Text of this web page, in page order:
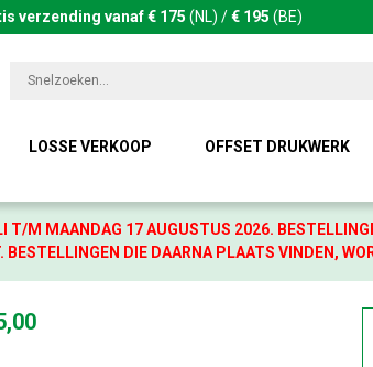
verzending vanaf € 175 (NL) /€ 195 (BE)
LOSSE VERKOOP OFFSET DRUKWERK
T/M MAANDAG 17 AUGUSTUS 2026.
BESTELLINGEN DIE DAARNA PLAATS VINDEN,